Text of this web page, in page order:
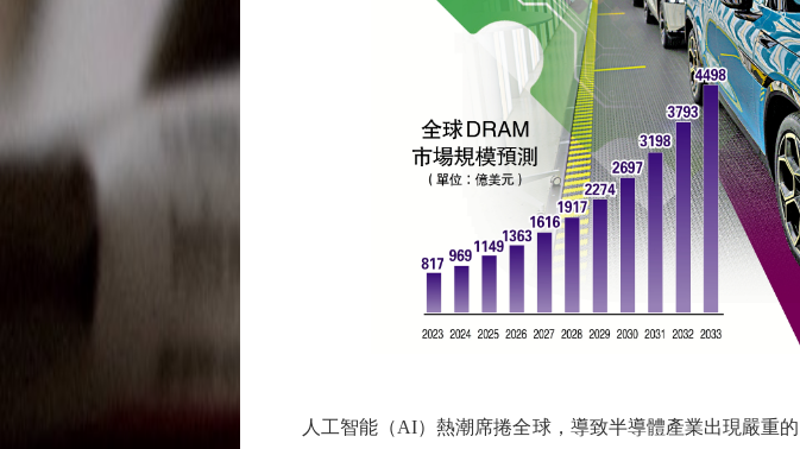
人工智能（AI）熱潮席捲全球，導致半導體產業出現嚴重的